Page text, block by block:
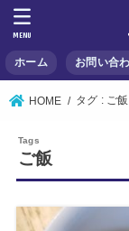
ホーム お問い合
MENU
HOME タグ : ご飯
ご飯